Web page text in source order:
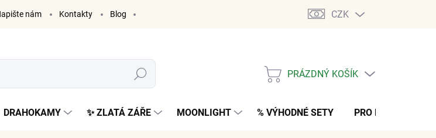
nám Kontakty Blog CZK
Hledat
NÁKUPNÍ
PRÁZDNÝ KOŠÍK
DRAHOKAMY ✨ ZLATÁ ZÁŘE MOONLIGHT % VÝHODNÉ SETY PRO MUŽE